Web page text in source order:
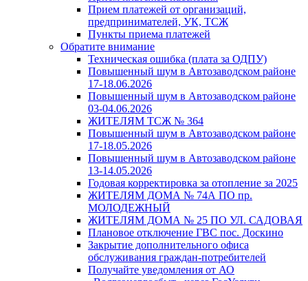
Прием платежей от организаций,
предпринимателей, УК, ТСЖ
Пункты приема платежей
Обратите внимание
Техническая ошибка (плата за ОДПУ)
Повышенный шум в Автозаводском районе
17-18.06.2026
Повышенный шум в Автозаводском районе
03-04.06.2026
ЖИТЕЛЯМ ТСЖ № 364
Повышенный шум в Автозаводском районе
17-18.05.2026
Повышенный шум в Автозаводском районе
13-14.05.2026
Годовая корректировка за отопление за 2025
ЖИТЕЛЯМ ДОМА № 74А ПО пр.
МОЛОДЕЖНЫЙ
ЖИТЕЛЯМ ДОМА № 25 ПО УЛ. САДОВАЯ
Плановое отключение ГВС пос. Доскино
Закрытие дополнительного офиса
обслуживания граждан-потребителей
Получайте уведомления от АО